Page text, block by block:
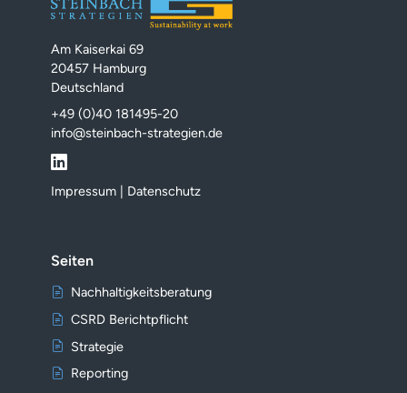
Am Kaiserkai 69
20457 Hamburg
Deutschland
+49 (0)40 181495-20
info@steinbach-strategien.de
Impressum Datenschutz
Seiten
Nachhaltigkeitsberatung
CSRD Berichtpflicht
Strategie
Reporting